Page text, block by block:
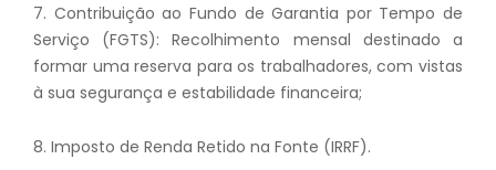
7. Contribuição ao Fundo de Garantia por Tempo de
Serviço (FGTS): Recolhimento mensal destinado a
formar uma reserva para os trabalhadores, com vistas
à sua segurança e estabilidade financeira;
8. Imposto de Renda Retido na Fonte (IRRF).